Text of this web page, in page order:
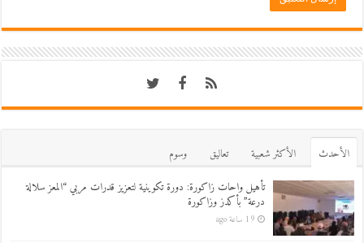
اﻷحدث اﻷكثر شعبية تعاليق
وسوم
تأهيل واحات زاكورة: دورة تكوينية لتعزيز قدرات مربي “المعز سلالة
درعة” بأكدز وزاكورة
19 ساعة ago